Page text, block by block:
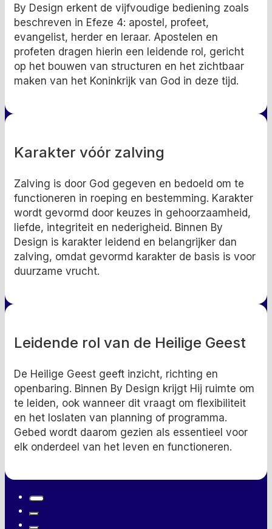
By Design erkent de vijfvoudige bediening zoals
beschreven in Efeze 4: apostel, profeet,
evangelist, herder en leraar. Apostelen en
profeten dragen hierin een leidende rol, gericht
op het bouwen van structuren en het zichtbaar
maken van het Koninkrijk van God in deze tijd.
Karakter vóór zalving
Zalving is door God gegeven en bedoeld om te
functioneren in roeping en bestemming. Karakter
wordt gevormd door keuzes in gehoorzaamheid,
liefde, integriteit en nederigheid. Binnen By
Design is karakter leidend en belangrijker dan
zalving, omdat gevormd karakter de basis is voor
duurzame vrucht.
Leidende rol van de Heilige Geest
De Heilige Geest geeft inzicht, richting en
openbaring. Binnen By Design krijgt Hij ruimte om
te leiden, ook wanneer dit vraagt om flexibiliteit
en het loslaten van planning of programma.
Gebed wordt daarom gezien als essentieel voor
elk onderdeel van het leven en functioneren.